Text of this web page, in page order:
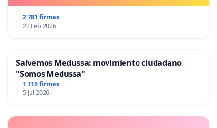
2 781 firmas
22 Feb 2026
Salvemos Medussa: movimiento ciudadano
"Somos Medussa"
1 115 firmas
5 Jul 2026